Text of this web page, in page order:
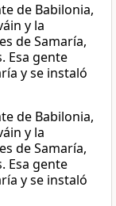
de Babilonia,
y la
de Samaría,
Esa gente
y se instaló
de Babilonia,
y la
de Samaría,
Esa gente
y se instaló